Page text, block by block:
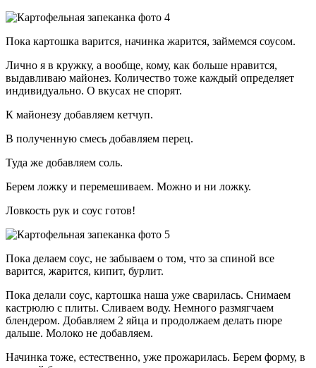
Пока картошка варится, начинка жарится, займемся соусом.
Лично я в кружку, а вообще, кому, как больше нравится,
выдавливаю майонез. Количество тоже каждый определяет
индивидуально. О вкусах не спорят.
К майонезу добавляем кетчуп.
В полученную смесь добавляем перец.
Туда же добавляем соль.
Берем ложку и перемешиваем. Можно и ни ложку.
Ловкость рук и соус готов!
Пока делаем соус, не забываем о том, что за спиной все
варится, жарится, кипит, бурлит.
Пока делали соус, картошка наша уже сварилась. Снимаем
кастрюлю с плиты. Сливаем воду. Немного размягчаем
блендером. Добавляем 2 яйца и продолжаем делать пюре
дальше. Молоко не добавляем.
Начинка тоже, естественно, уже прожарилась. Берем форму, в